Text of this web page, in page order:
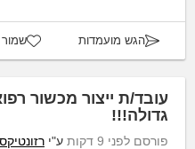
הגש מועמדות שמור
עובד/ת ייצור מכשור
גדולה!!!
פורסם לפני 9 דקות ע"י